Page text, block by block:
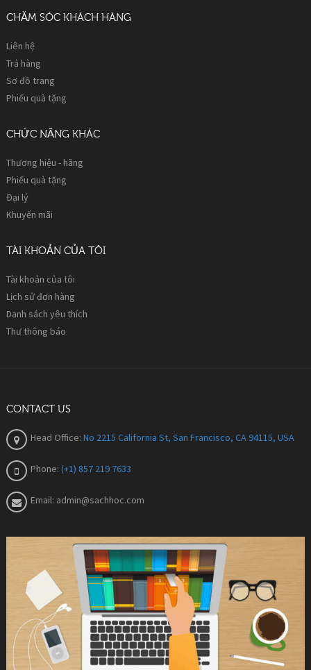
CHĂM SÓC KHÁCH HÀNG
Liên hệ
Trả hàng
Sơ đồ trang
Phiếu quà tặng
CHỨC NĂNG KHÁC
Thương hiệu - hãng
Phiếu quà tặng
Đại lý
Khuyến mãi
TÀI KHOẢN CỦA TÔI
Tài khoản của tôi
Lịch sử đơn hàng
Danh sách yêu thích
Thư thông báo
CONTACT US
Head Office: No 2215 California St, San Francisco, CA 94115, USA
Phone: (+1) 857 219 7633
Email: admin@sachhoc.com